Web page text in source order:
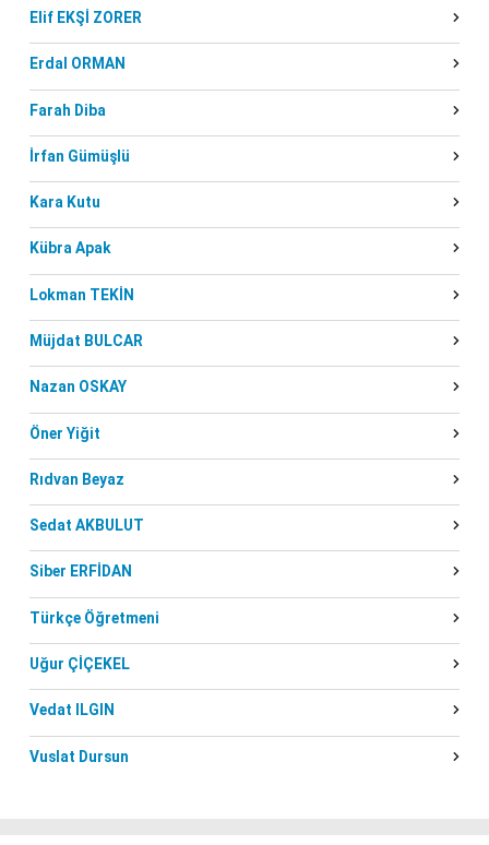
Elif EKŞİ ZORER
Erdal ORMAN
Farah Diba
İrfan Gümüşlü
Kara Kutu
Kübra Apak
Lokman TEKİN
Müjdat BULCAR
Nazan OSKAY
Öner Yiğit
Rıdvan Beyaz
Sedat AKBULUT
Siber ERFİDAN
Türkçe Öğretmeni
Uğur ÇİÇEKEL
Vedat ILGIN
Vuslat Dursun